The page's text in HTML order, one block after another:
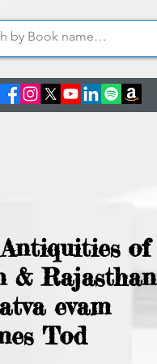
Contact Us
of
& Rajasthan
evam
Tod